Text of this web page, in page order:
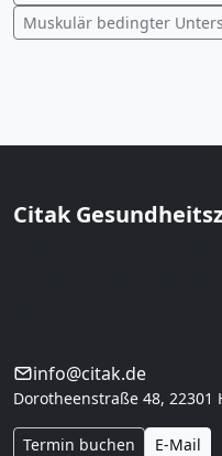
Muskulär bedingter
Citak
info@citak.de
Dorotheenstraße 48, 22301
Termin buchen E-Mail